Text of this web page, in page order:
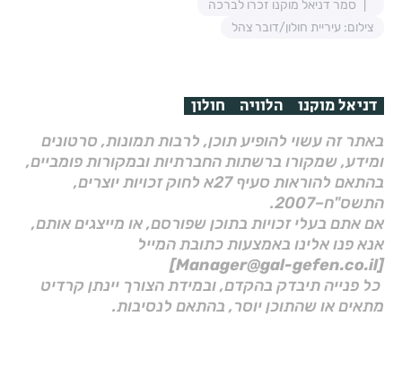
סמר דניאל מוקנו זכרו לברכה
צילום: עיריית חולון/דובר צהל
דניאל מוקנו הלוויה חולון
באתר זה עשוי להופיע תוכן, לרבות תמונות, סרטונים
ומידע, שמקורו ברשתות החברתיות ובמקורות פומביים,
בהתאם להוראות סעיף 27א לחוק זכויות יוצרים,
התשס"ח–2007.
אם אתם בעלי זכויות בתוכן שפורסם, או מייצגים אותם,
אנא פנו אלינו באמצעות כתובת המייל
[Manager@gal-gefen.co.il]
כל פנייה תיבדק בהקדם, ובמידת הצורך יינתן קרדיט
מתאים או שהתוכן יוסר, בהתאם לנסיבות.